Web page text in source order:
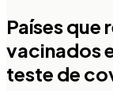
Países que
vacinados
teste de